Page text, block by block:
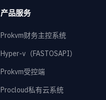
产品服务
Prokvm财务主控系统
Hyper-v（FASTOSAPI）
Prokvm受控端
Procloud私有云系统